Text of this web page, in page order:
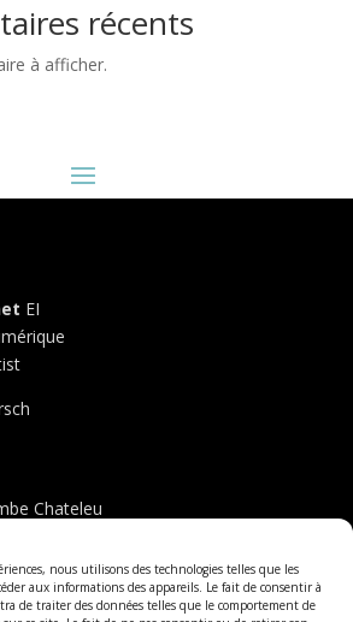
nous utilisons des technologies telles que les
aux informations des appareils. Le fait de consentir à
de traiter des données telles que le comportement de
récents
à afficher.
EI
Chateleu
sur le site sont protégées par